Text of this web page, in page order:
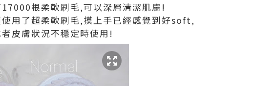
根柔軟刷毛,可以深層清潔肌膚!
用了超柔軟刷毛,摸上手已經感覺到好soft,
皮膚狀況不穩定時使用!